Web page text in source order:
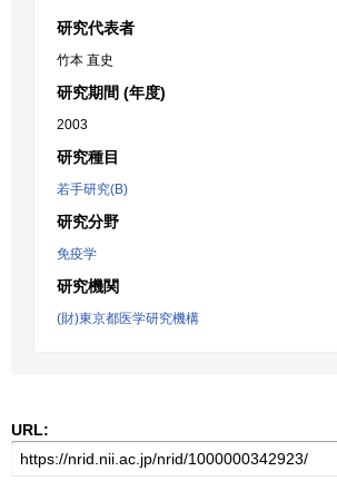
研究代表者
竹本 直史
研究期間 (年度)
2003
研究種目
若手研究(B)
研究分野
免疫学
研究機関
(財)東京都医学研究機構
URL: